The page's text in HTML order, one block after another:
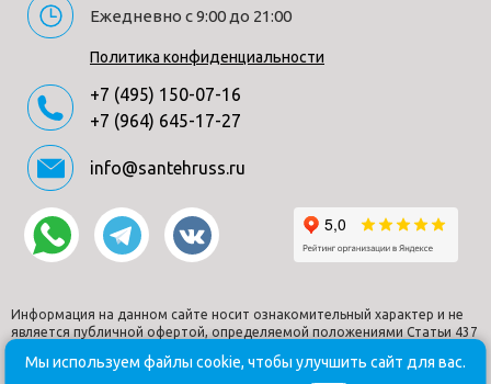
Ежедневно с 9:00 до 21:00
Политика конфиденциальности
+7 (495) 150-07-16
+7 (964) 645-17-27
info@santehruss.ru
Информация на данном сайте носит ознакомительный характер и не
является публичной офертой, определяемой положениями Статьи 437
© Santehruss.ru 2018-2026. Все права защищены. Все торговые
Мы используем файлы cookie, чтобы улучшить сайт для вас.